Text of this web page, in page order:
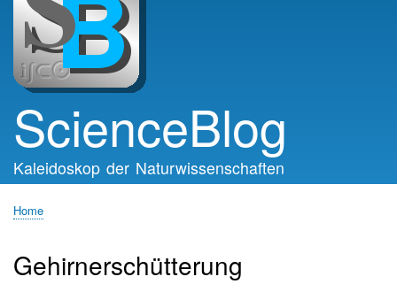
ScienceBlog
Kaleidoskop der Naturwissenschaften
Home
Gehirnerschütterung